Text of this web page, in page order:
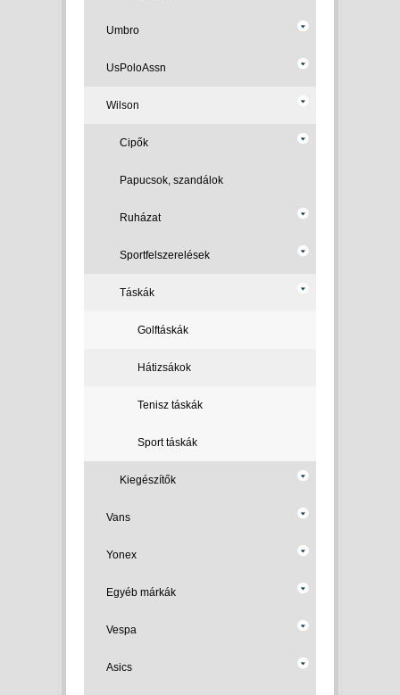
Umbro
UsPoloAssn
Wilson
Cipők
Papucsok, szandálok
Ruházat
Sportfelszerelések
Táskák
Golftáskák
Hátizsákok
Tenisz táskák
Sport táskák
Kiegészítők
Vans
Yonex
Egyéb márkák
Vespa
Asics